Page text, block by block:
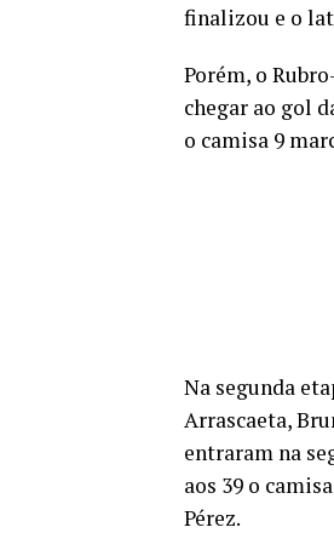
finalizou e o
Porém, o
chegar ao gol
o camisa 9
Na segunda
Arrascaeta,
entraram na
aos 39 o
Pérez.